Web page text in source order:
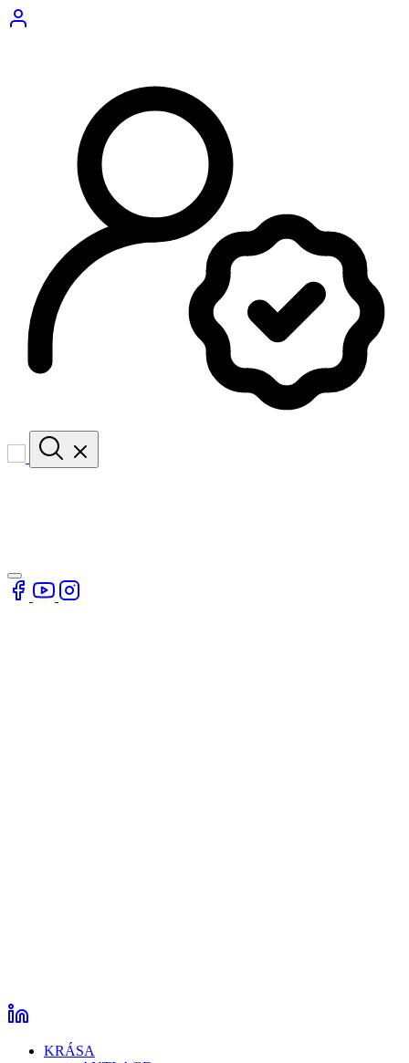
KRÁSA